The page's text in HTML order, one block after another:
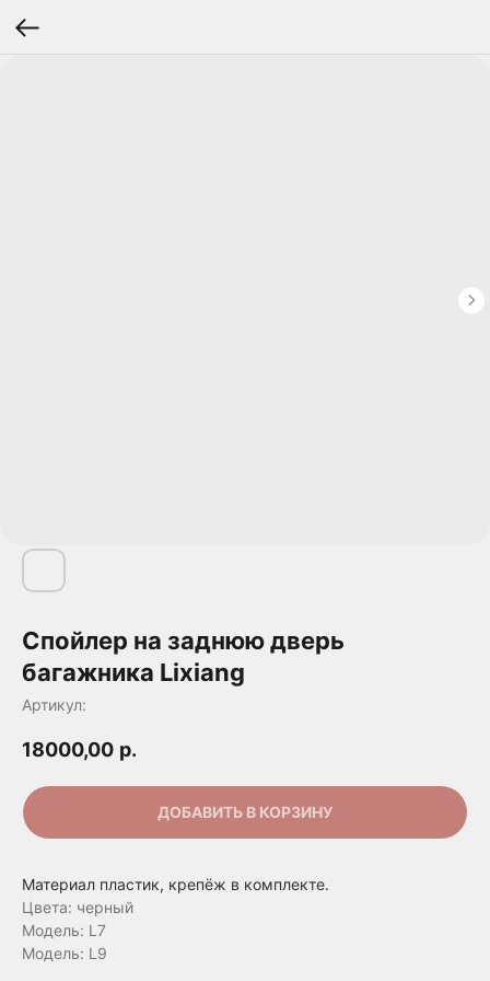
Спойлер на заднюю дверь
багажника Lixiang
Артикул:
18000,00 р.
ДОБАВИТЬ В КОРЗИНУ
Материал пластик, крепёж в комплекте.
Цвета: черный
Модель: L7
Модель: L9